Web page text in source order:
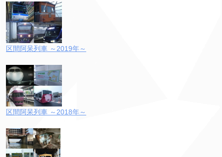
区間阿呆列車 ～2019年～
区間阿呆列車 ～2018年～